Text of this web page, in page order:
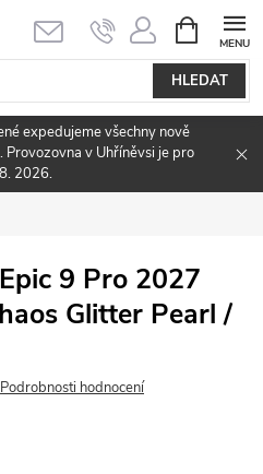
HLEDAT
NÁKUPNÍ
KOŠÍK
expedujeme všechny nově
v Uhříněvsi je pro
2026.
9 Pro 2027
Glitter Pearl /
Podrobnosti hodnocení